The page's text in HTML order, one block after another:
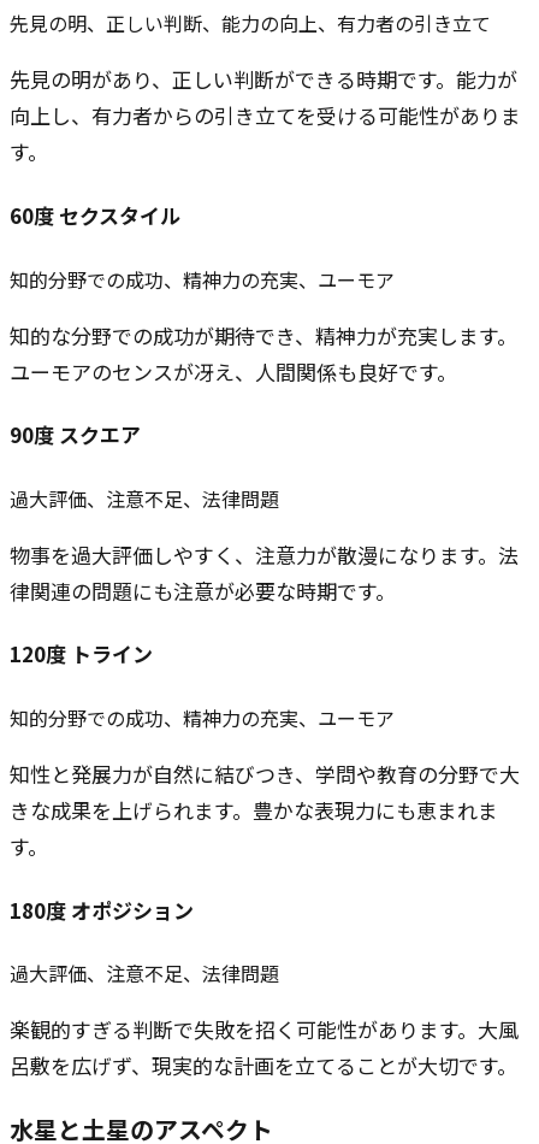
先見の明、正しい判断、能力の向上、有力者の引き立て
先見の明があり、正しい判断ができる時期です。能力が
向上し、有力者からの引き立てを受ける可能性がありま
す。
60度 セクスタイル
知的分野での成功、精神力の充実、ユーモア
知的な分野での成功が期待でき、精神力が充実します。
ユーモアのセンスが冴え、人間関係も良好です。
90度 スクエア
過大評価、注意不足、法律問題
物事を過大評価しやすく、注意力が散漫になります。法
律関連の問題にも注意が必要な時期です。
120度 トライン
知的分野での成功、精神力の充実、ユーモア
知性と発展力が自然に結びつき、学問や教育の分野で大
きな成果を上げられます。豊かな表現力にも恵まれま
す。
180度 オポジション
過大評価、注意不足、法律問題
楽観的すぎる判断で失敗を招く可能性があります。大風
呂敷を広げず、現実的な計画を立てることが大切です。
水星と土星のアスペクト